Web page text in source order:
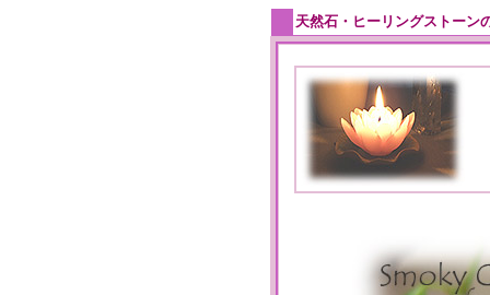
天然石・ヒーリングストーン